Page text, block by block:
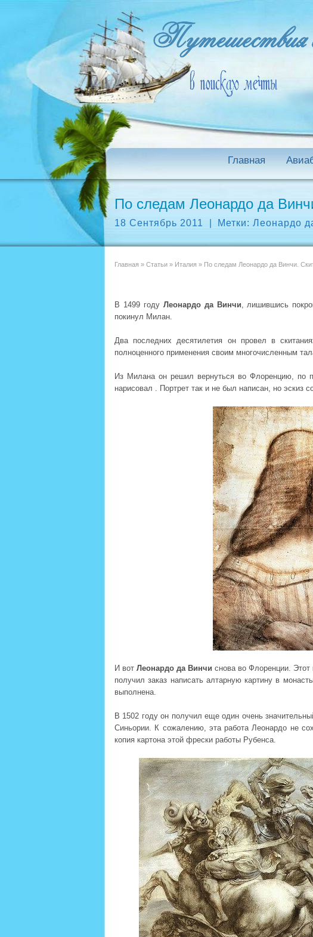
Главная
По следам Леонардо да
18 Сентябрь 2011 Метки:Леонардо
Главная » Статьи » Италия » По следам Леонардо да Винчи.
В 1499 году Леонардо да Винчи, лишившись
покинул Милан.
Два последних десятилетия он провел в
полноценного применения своим многочисленным
Из Милана он решил вернуться во Флоренцию,
нарисовал . Портрет так и не был написан, но эскиз
И вот Леонардо да Винчи снова во Флоренции. Этот
получил заказ написать алтарную картину в
выполнена.
В 1502 году он получил еще один очень
Синьории. К сожалению, эта работа Леонардо не
копия картона этой фрески работы Рубенса.